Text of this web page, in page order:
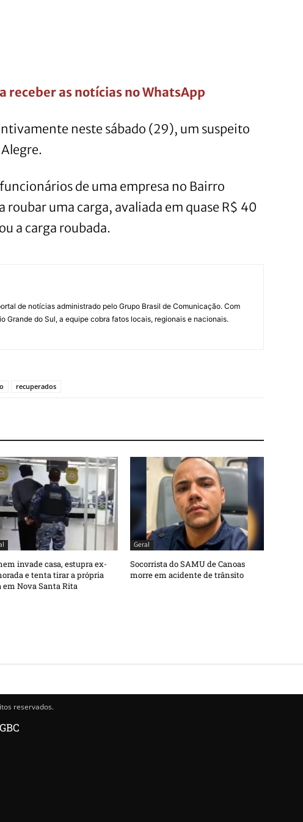
receber as notícias no WhatsApp
neste sábado (29), um suspeito
de uma empresa no Bairro
uma carga, avaliada em quase R$ 40
a carga roubada.
de notícias administrado pelo Grupo Brasil de Comunicação. Com
Grande do Sul, a equipe cobra fatos locais, regionais e nacionais.
recuperados
invade casa, estupra ex-
e tenta tirar a própria
em Nova Santa Rita
Geral
Socorrista do SAMU de Canoas
morre em acidente de trânsito
reservados.